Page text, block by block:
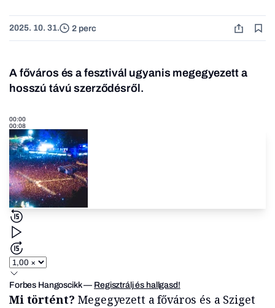
2025. 10. 31. 2 perc
A főváros és a fesztivál ugyanis megegyezett a
hosszú távú szerződésről.
00:00
00:08
Forbes Hangoscikk— Regisztrálj és hallgasd!
Mi történt? Megegyezett a főváros és a Sziget